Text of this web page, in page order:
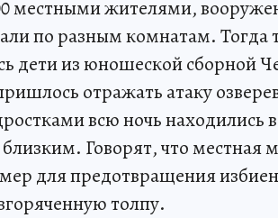
местными жителями,
по разным комнатам. Тогда
дети из юношеской сборной
отражать атаку
всю ночь находились
Говорят, что местная
для предотвращения
толпу.